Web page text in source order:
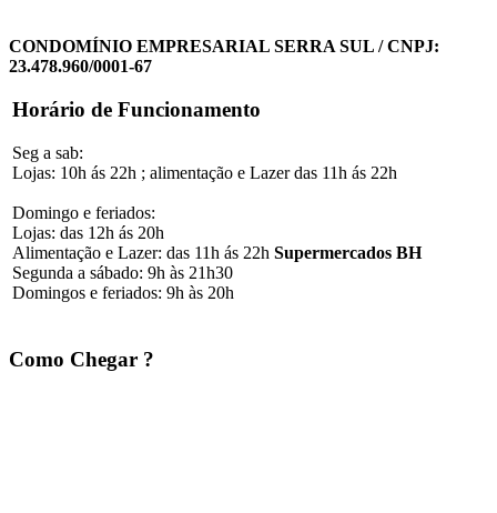
CONDOMÍNIO EMPRESARIAL SERRA SUL / CNPJ:
23.478.960/0001-67
Horário de Funcionamento
Seg a sab:
Lojas: 10h ás 22h ; alimentação e Lazer das 11h ás 22h
Domingo e feriados:
Lojas: das 12h ás 20h
Alimentação e Lazer: das 11h ás 22h Supermercados BH
Segunda a sábado: 9h às 21h30
Domingos e feriados: 9h às 20h
Como Chegar ?